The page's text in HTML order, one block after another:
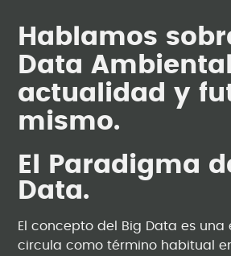
Hablamos
Data Ambiental
actualidad y
mismo.
El Paradigma
Data.
El concepto del Big Data es
circula como término habitual